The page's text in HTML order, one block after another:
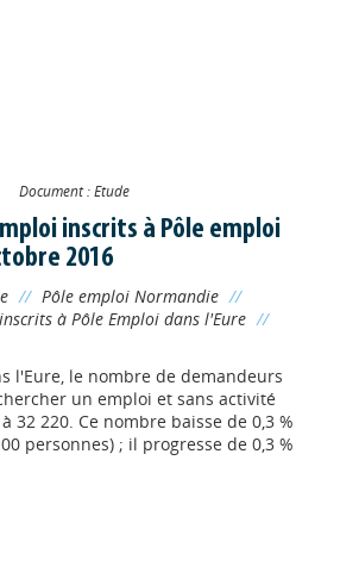
Document : Etude
inscrits à Pôle emploi
2016
// Pôle emploi Normandie //
à Pôle Emploi dans l'Eure //
l'Eure, le nombre de demandeurs
un emploi et sans activité
32 220. Ce nombre baisse de 0,3 %
personnes) ; il progresse de 0,3 %